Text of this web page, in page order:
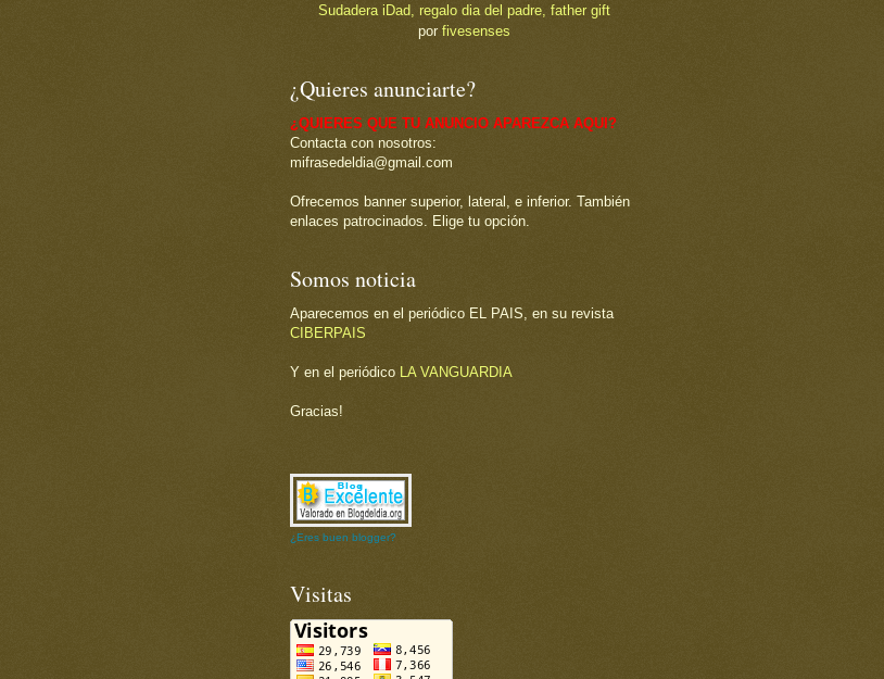
Sudadera iDad, regalo dia del padre, father gift
por fivesenses
¿Quieres anunciarte?
¿QUIERES QUE TU ANUNCIO APAREZCA AQUI?
Contacta con nosotros:
mifrasedeldia@gmail.com
Ofrecemos banner superior, lateral, e inferior. También
enlaces patrocinados. Elige tu opción.
Somos noticia
Aparecemos en el periódico EL PAIS, en su revista
CIBERPAIS
Y en el periódico LA VANGUARDIA
Gracias!
¿Eres buen blogger?
Visitas